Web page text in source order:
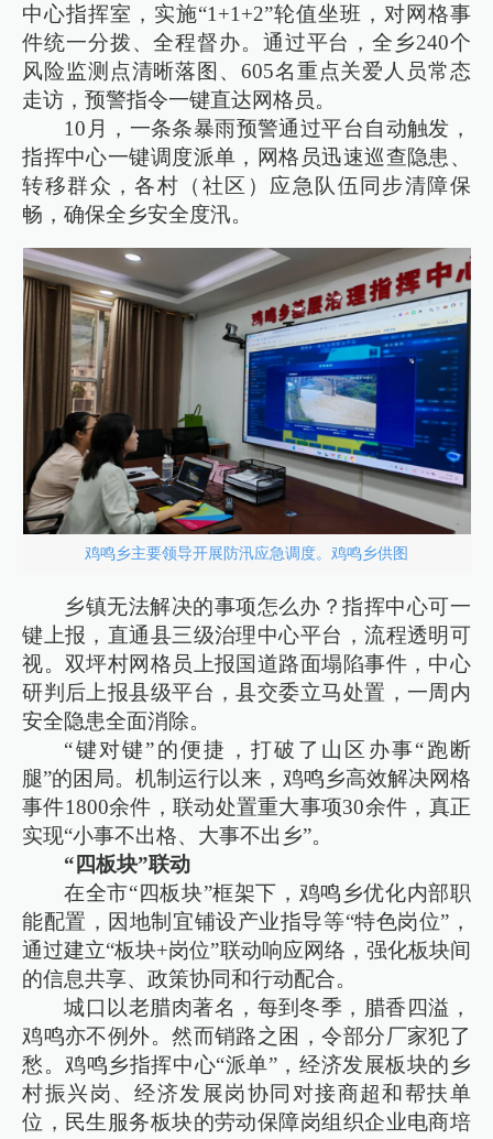
中心指挥室，实施“1+1+2”轮值坐班，对网格事
件统一分拨、全程督办。通过平台，全乡240个
风险监测点清晰落图、605名重点关爱人员常态
走访，预警指令一键直达网格员。
10月，一条条暴雨预警通过平台自动触发，
指挥中心一键调度派单，网格员迅速巡查隐患、
转移群众，各村（社区）应急队伍同步清障保
畅，确保全乡安全度汛。
鸡鸣乡主要领导开展防汛应急调度。鸡鸣乡供图
乡镇无法解决的事项怎么办？指挥中心可一
键上报，直通县三级治理中心平台，流程透明可
视。双坪村网格员上报国道路面塌陷事件，中心
研判后上报县级平台，县交委立马处置，一周内
安全隐患全面消除。
“键对键”的便捷，打破了山区办事“跑断
腿”的困局。机制运行以来，鸡鸣乡高效解决网格
事件1800余件，联动处置重大事项30余件，真正
实现“小事不出格、大事不出乡”。
“四板块”联动
在全市“四板块”框架下，鸡鸣乡优化内部职
能配置，因地制宜铺设产业指导等“特色岗位”，
通过建立“板块+岗位”联动响应网络，强化板块间
的信息共享、政策协同和行动配合。
城口以老腊肉著名，每到冬季，腊香四溢，
鸡鸣亦不例外。然而销路之困，令部分厂家犯了
愁。鸡鸣乡指挥中心“派单”，经济发展板块的乡
村振兴岗、经济发展岗协同对接商超和帮扶单
位，民生服务板块的劳动保障岗组织企业电商培